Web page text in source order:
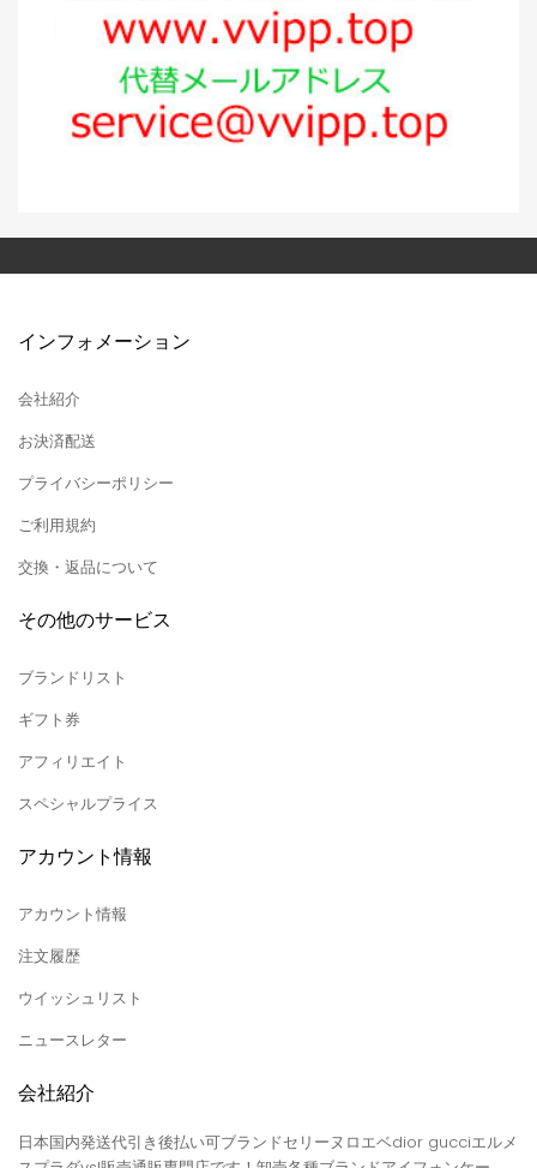
インフォメーション
会社紹介
お決済配送
プライバシーポリシー
ご利用規約
交換・返品について
その他のサービス
ブランドリスト
ギフト券
アフィリエイト
スペシャルプライス
アカウント情報
アカウント情報
注文履歴
ウイッシュリスト
ニュースレター
会社紹介
日本国内発送代引き後払い可ブランドセリーヌロエベdior gucciエルメ